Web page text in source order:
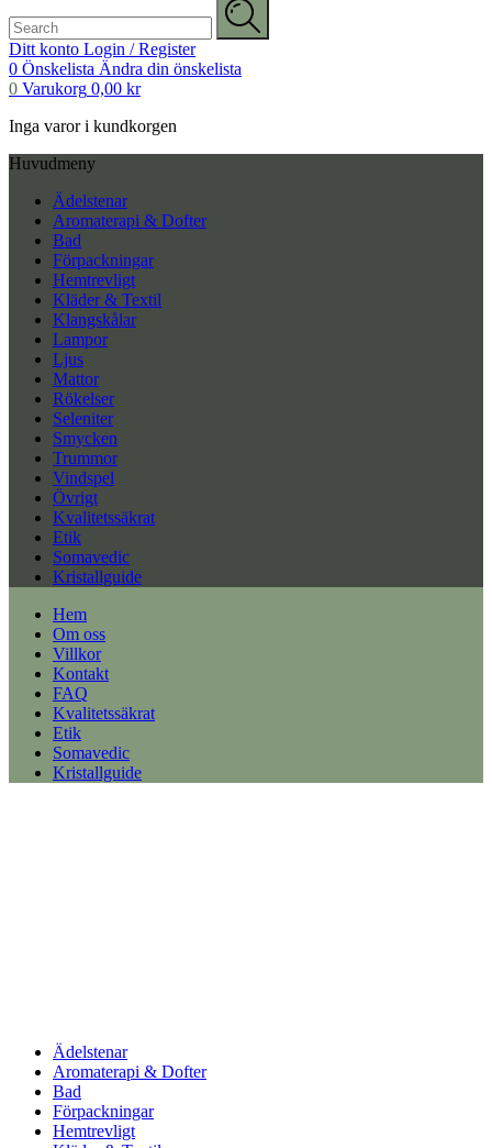
Ditt konto Login / Register
0 Önskelista Ändra din önskelista
0 Varukorg 0,00 kr
Inga varor i kundkorgen
Huvudmeny
Ädelstenar
Aromaterapi & Dofter
Bad
Förpackningar
Hemtrevligt
Kläder & Textil
Klangskålar
Lampor
Ljus
Mattor
Rökelser
Seleniter
Smycken
Trummor
Vindspel
Övrigt
Kvalitetssäkrat
Etik
Somavedic
Kristallguide
Hem
Om oss
Villkor
Kontakt
FAQ
Kvalitetssäkrat
Etik
Somavedic
Kristallguide
Ädelstenar
Aromaterapi & Dofter
Bad
Förpackningar
Hemtrevligt